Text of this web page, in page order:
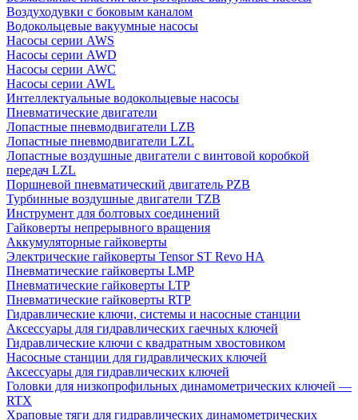
Воздуходувки с боковым каналом
Водокольцевые вакуумные насосы
Насосы серии AWS
Насосы серии AWD
Насосы серии AWC
Насосы серии AWL
Интеллектуальные водокольцевые насосы
Пневматические двигатели
Лопастные пневмодвигатели LZB
Лопастные пневмодвигатели LZL
Лопастные воздушные двигатели с винтовой коробкой
передач LZL
Поршневой пневматический двигатель PZB
Турбинные воздушные двигатели TZB
Инструмент для болтовых соединений
Гайковерты непрерывного вращения
Аккумуляторные гайковерты
Электрические гайковерты Tensor ST Revo HA
Пневматические гайковерты LMP
Пневматические гайковерты LTP
Пневматические гайковерты RTP
Гидравлические ключи, системы и насосные станции
Аксессуары для гидравлических гаечных ключей
Гидравлические ключи с квадратным хвостовиком
Насосные станции для гидравлических ключей
Аксессуары для гидравлических ключей
Головки для низкопрофильных динамометрических ключей —
RTX
Храповые тяги для гидравлических динамометрических